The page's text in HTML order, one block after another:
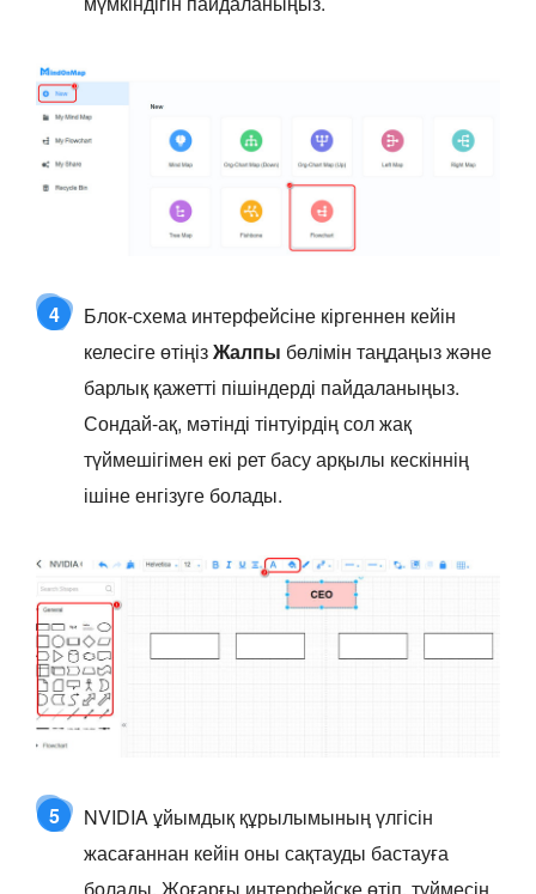
4
Блок-схема интерфейсіне кіргеннен кейін
келесіге өтіңізЖалпы бөлімін таңдаңыз және
барлық қажетті пішіндерді пайдаланыңыз.
Сондай-ақ, мәтінді тінтуірдің сол жақ
түймешігімен екі рет басу арқылы кескіннің
ішіне енгізуге болады.
5
NVIDIA ұйымдық құрылымының үлгісін
жасағаннан кейін оны сақтауды бастауға